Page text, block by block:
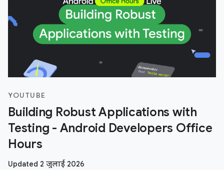
YOUTUBE
Building Robust Applications with
Testing - Android Developers Office
Hours
Updated 2 जुलाई 2026